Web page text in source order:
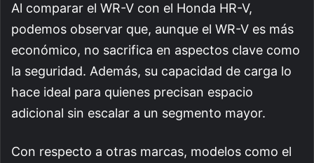
Al comparar el WR-V con el Honda HR-V,
podemos observar que, aunque el WR-V es más
económico, no sacrifica en aspectos clave como
la seguridad. Además, su capacidad de carga lo
hace ideal para quienes precisan espacio
adicional sin escalar a un segmento mayor.
Con respecto a otras marcas, modelos como el